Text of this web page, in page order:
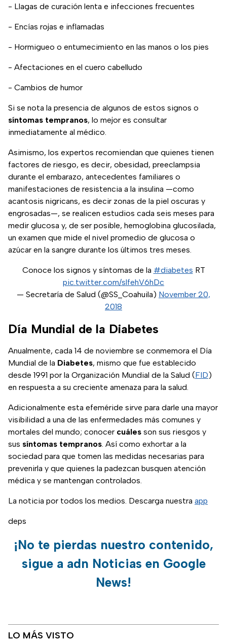
- Llagas de curación lenta e infecciones frecuentes
- Encías rojas e inflamadas
- Hormigueo o entumecimiento en las manos o los pies
- Afectaciones en el cuero cabelludo
- Cambios de humor
Si se nota la presencia de algunos de estos signos o
síntomas tempranos, lo mejor es consultar
inmediatamente al médico.
Asimismo, los expertos recomiendan que quienes tienen
factores de riesgo, es decir, obesidad, preeclampsia
durante el embarazo, antecedentes familiares o
manifestaciones de resistencia a la insulina —como
acantosis nigricans, es decir zonas de la piel oscuras y
engrosadas—, se realicen estudios cada seis meses para
medir glucosa y, de ser posible, hemoglobina glucosilada,
un examen que mide el nivel promedio de glucosa o
azúcar en la sangre durante los últimos tres meses.
Conoce los signos y síntomas de la #diabetes RT
pic.twitter.com/slfehV6hDc
— Secretaría de Salud (@SS_Coahuila) November 20,
2018
Día Mundial de la Diabetes
Anualmente, cada 14 de noviembre se conmemora el Día
Mundial de la Diabetes, mismo que fue establecido
desde 1991 por la Organización Mundial de la Salud (FID)
en respuesta a su creciente amenaza para la salud.
Adicionalmente esta efeméride sirve para darle una mayor
visibilidad a una de las enfermedades más comunes y
mortales del mundo; conocer cuáles son sus riesgos y
sus síntomas tempranos. Así como exhortar a la
sociedad para que tomen las medidas necesarias para
prevenirla y que quienes la padezcan busquen atención
médica y se mantengan controlados.
La noticia por todos los medios. Descarga nuestra app
deps
¡No te pierdas nuestro contenido,
sigue a adn Noticias en Google
News!
LO MÁS VISTO